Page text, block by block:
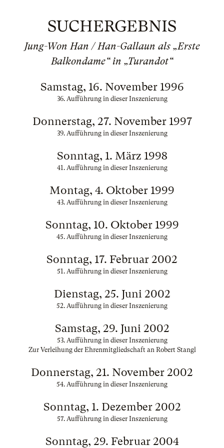
SUCHERGEBNIS
Jung-Won Han / Han-Gallaun als „Erste
Balkondame“ in „Turandot“
Samstag, 16. November 1996
36. Aufführung in dieser Inszenierung
Donnerstag, 27. November 1997
39. Aufführung in dieser Inszenierung
Sonntag, 1. März 1998
41. Aufführung in dieser Inszenierung
Montag, 4. Oktober 1999
43. Aufführung in dieser Inszenierung
Sonntag, 10. Oktober 1999
45. Aufführung in dieser Inszenierung
Sonntag, 17. Februar 2002
51. Aufführung in dieser Inszenierung
Dienstag, 25. Juni 2002
52. Aufführung in dieser Inszenierung
Samstag, 29. Juni 2002
53. Aufführung in dieser Inszenierung
Zur Verleihung der Ehrenmitgliedschaft an Robert Stangl
Donnerstag, 21. November 2002
54. Aufführung in dieser Inszenierung
Sonntag, 1. Dezember 2002
57. Aufführung in dieser Inszenierung
Sonntag, 29. Februar 2004